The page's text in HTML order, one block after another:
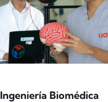
Ingeniería Biomédica